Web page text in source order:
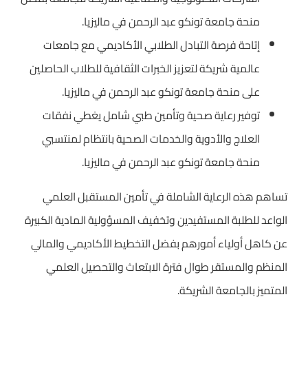
منحة جامعة تونكو عبد الرحمن في ماليزيا.
إتاحة فرصة التبادل الطلابي الأكاديمي مع جامعات
عالمية شريكة لتعزيز الخبرات الثقافية للطلاب الحاصلين
على منحة جامعة تونكو عبد الرحمن في ماليزيا.
توفير رعاية صحية وتأمين طبي شامل يغطي نفقات
العلاج والأدوية والخدمات الصحية بانتظام لمنتسبي
منحة جامعة تونكو عبد الرحمن في ماليزيا.
تساهم هذه الرعاية الشاملة في تأمين المستقبل العلمي
الواعد للطلبة المستفيدين وتخفيف المسؤولية المادية الكبيرة
عن كاهل أولياء أمورهم بفضل التخطيط الأكاديمي والمالي
المنظم والمستقر طوال فترة الابتعاث والتحصيل العلمي
المتميز بالجامعة الشريكة.